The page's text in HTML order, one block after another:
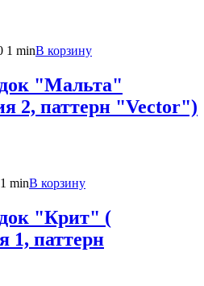
В корзину
"Мальта"
2, паттерн "Vector")
В корзину
"Крит" (
1, паттерн